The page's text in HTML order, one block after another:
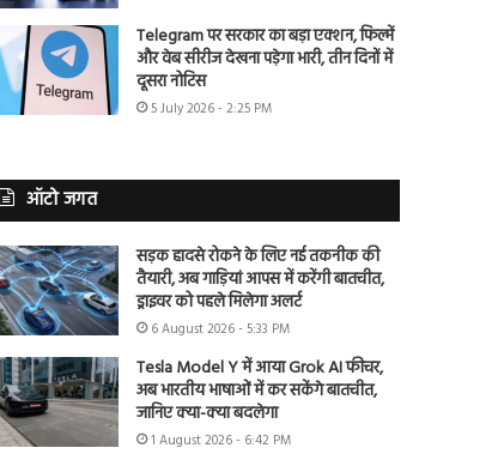
Telegram पर सरकार का बड़ा एक्शन, फिल्में
और वेब सीरीज देखना पड़ेगा भारी, तीन दिनों में
दूसरा नोटिस
5 July 2026 - 2:25 PM
ऑटो जगत
सड़क हादसे रोकने के लिए नई तकनीक की
तैयारी, अब गाड़ियां आपस में करेंगी बातचीत,
ड्राइवर को पहले मिलेगा अलर्ट
6 August 2026 - 5:33 PM
Tesla Model Y में आया Grok AI फीचर,
अब भारतीय भाषाओं में कर सकेंगे बातचीत,
जानिए क्या-क्या बदलेगा
1 August 2026 - 6:42 PM